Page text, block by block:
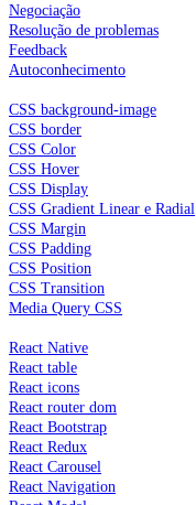
Negociação
Resolução de problemas
Feedback
Autoconhecimento
CSS background-image
CSS border
CSS Color
CSS Hover
CSS Display
CSS Gradient Linear e Radial
CSS Margin
CSS Padding
CSS Position
CSS Transition
Media Query CSS
React Native
React table
React icons
React router dom
React Bootstrap
React Redux
React Carousel
React Navigation